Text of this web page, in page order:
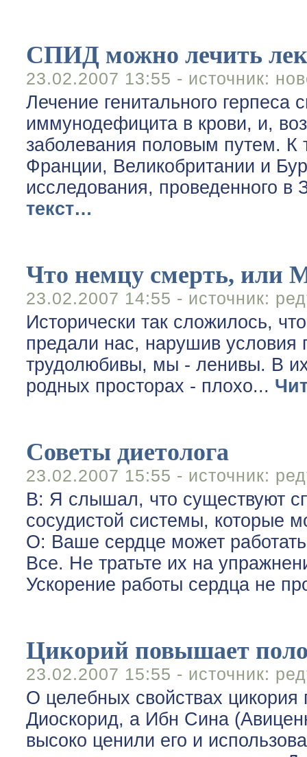
СПИД можно лечить
23.02.2007 13:55 - источник:
Лечение генитального герпеса
иммунодефицита в крови, и,
заболевания половым путем. К
Франции, Великобритании и
исследования, проведенного
текст…
Что немцу смерть, или
23.02.2007 14:55 - источник:
Исторически так сложилось,
предали нас, нарушив
трудолюбивы, мы - ленивы. В
родных просторах - плохо...
Советы диетолога
23.02.2007 15:55 - источник:
В: Я слышал, что существуют
сосудистой системы, которые
О: Ваше сердце может
Все. Не тратьте их на
Ускорение работы сердца не
Цикорий повышает
23.02.2007 15:55 - источник:
О целебных свойствах
Диоскорид, а Ибн Сина
высоко ценили его и